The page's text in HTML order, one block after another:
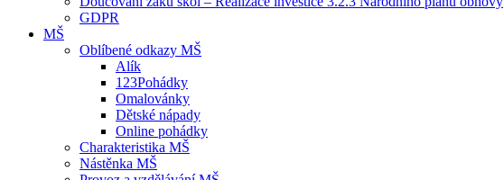
GDPR
MŠ
Oblíbené odkazy MŠ
Alík
123Pohádky
Omalovánky
Dětské nápady
Online pohádky
Charakteristika MŠ
Nástěnka MŠ